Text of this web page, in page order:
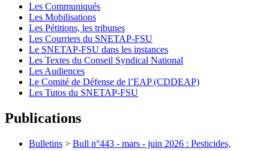
Les Communiqués
Les Mobilisations
Les Pétitions, les tribunes
Les Courriers du SNETAP-FSU
Le SNETAP-FSU dans les instances
Les Textes du Conseil Syndical National
Les Audiences
Le Comité de Défense de l’EAP (CDDEAP)
Les Tutos du SNETAP-FSU
Publications
Bulletins > Bull n°443 - mars - juin 2026 : Pesticides,